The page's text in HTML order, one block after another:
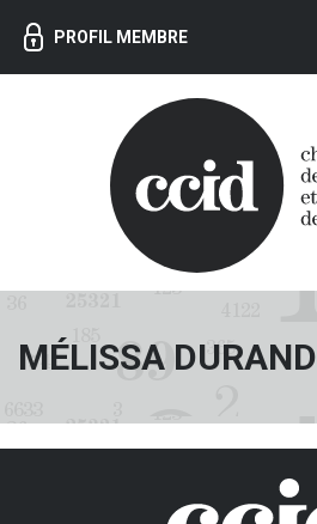
PROFIL MEMBRE
MÉLISSA DURAND